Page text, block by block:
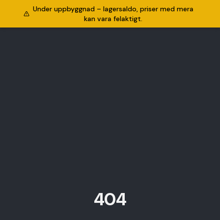
Under uppbyggnad – lagersaldo, priser med mera
kan vara felaktigt.
404